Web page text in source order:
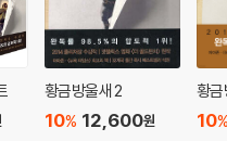
황금방울새 2
12,600원
10%
황금
10%